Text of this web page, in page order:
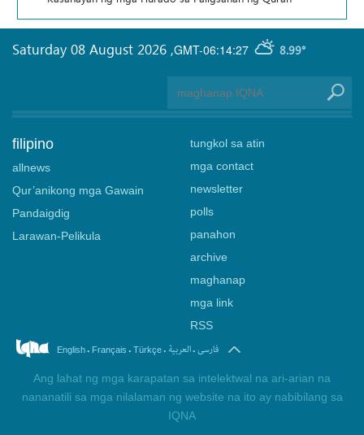
GMT-06:14:27 8.99°
Saturday 08 August 2026 ,
filipino
allnews
Qur’anikong mga Gawain
Pandaigdig
Larawan-Pelikula
tungkol sa atin
mga contact
newsletter
polls
panahon
archive
maghanap
mga link
RSS
English. Français . Türkçe. العربیة.فارسی
Ang lahat ng mga karapatan sa intelektwal na ari-arian na
nananatili sa mga nilalaman ng website na ito ay nabibilang sa
IQNA